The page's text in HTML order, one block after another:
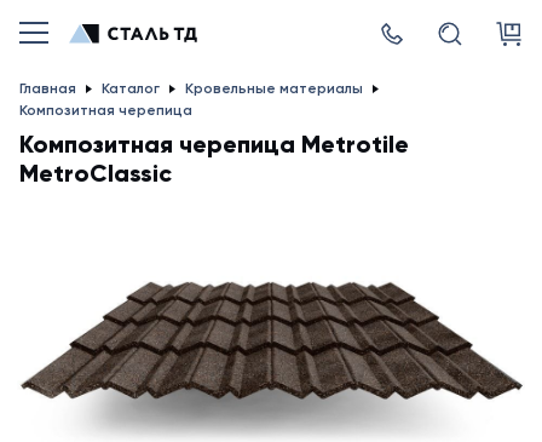
Главная Каталог
Кровельные материалы
Композитная черепица
Композитная черепица Metrotile
MetroClassic